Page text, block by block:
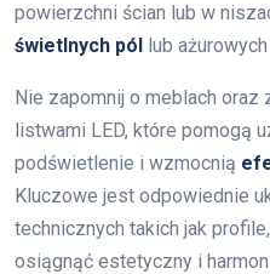
powierzchni ścian lub w
świetlnych pól lub
Nie zapomnij o meblach oraz
listwami LED, które pomogą
podświetlenie i wzmocnią
Kluczowe jest odpowiednie
technicznych takich jak
osiągnąć estetyczny i